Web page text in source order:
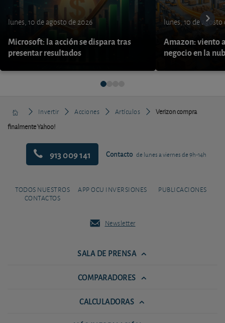
lunes, 10 de agosto de 2026
Microsoft: la acción se dispara tras
presentar resultados
lunes, 10 de agosto
Amazon: viento
negocio en la
Invertir Acciones Artículos
Verizon compra
finalmente Yahoo!
913 009 141 Contacto de lunes a viernes de 9h-14h
TODOS NUESTROS
CONTACTOS
APP OCU INVERSIONES PUBLICACIONES
Newsletter
SALA DE PRENSA
COMPARADORES
CALCULADORAS